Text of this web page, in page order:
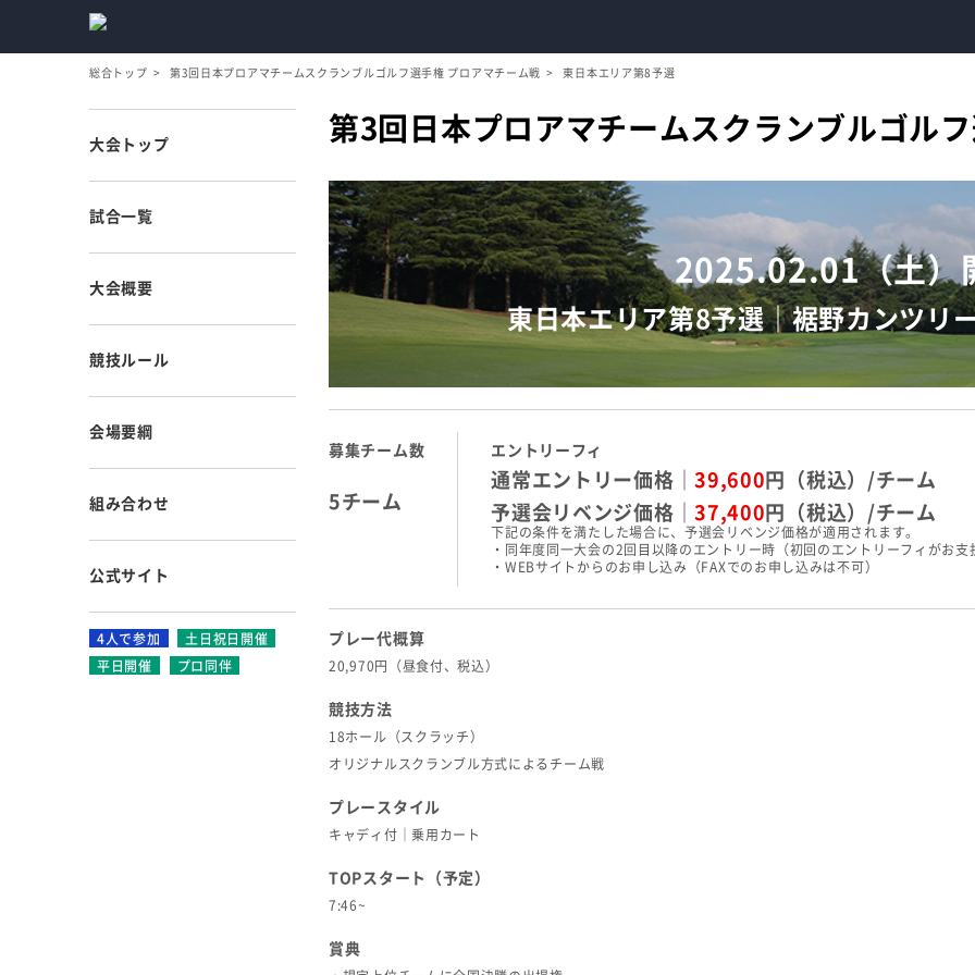
総合トップ 第3回日本プロアマチームスクランブルゴルフ選手権 プロアマチーム戦 東日本エリア第8予選
第3回日本プロアマチームスクランブルゴル
2025.02.01（土）
東日本エリア第8予選｜裾野カンツリ
募集チーム数
5チーム
エントリーフィ
通常エントリー価格｜ 39,600 円（税込）/チーム
予選会リベンジ価格｜ 37,400 円（税込）/チーム
下記の条件を満たした場合に、予選会リベンジ価格が適用されます。
・同年度同一大会の2回目以降のエントリー時（初回のエントリーフィがお支
・WEBサイトからのお申し込み（FAXでのお申し込みは不可）
プレー代概算
20,970円（昼食付、税込）
競技方法
18ホール（スクラッチ）
オリジナルスクランブル方式によるチーム戦
プレースタイル
キャディ付｜乗用カート
TOPスタート（予定）
7:46~
賞典
大会トップ
試合一覧
大会概要
競技ルール
会場要綱
組み合わせ
公式サイト
4人で参加 土日祝日開催
平日開催 プロ同伴